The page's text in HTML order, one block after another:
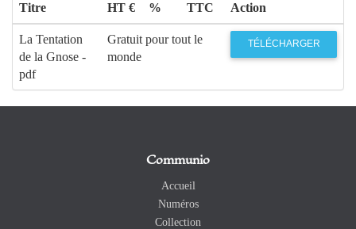
Titre
HT €
%
TTC
Action
La Tentation
de la Gnose -
pdf
Gratuit pour tout le
monde
TÉLÉCHARGER
Communio
Accueil
Numéros
Collection